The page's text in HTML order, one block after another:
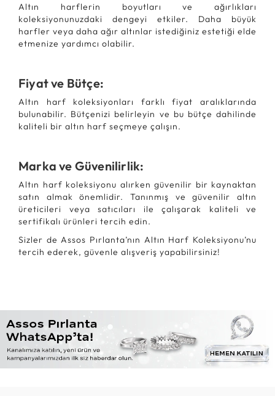
Altın harflerin boyutları ve ağırlıkları
koleksiyonunuzdaki dengeyi etkiler. Daha büyük
harfler veya daha ağır altınlar istediğiniz estetiği elde
etmenize yardımcı olabilir.
Fiyat ve Bütçe:
Altın harf koleksiyonları farklı fiyat aralıklarında
bulunabilir. Bütçenizi belirleyin ve bu bütçe dahilinde
kaliteli bir altın harf seçmeye çalışın.
Marka ve Güvenilirlik:
Altın harf koleksiyonu alırken güvenilir bir kaynaktan
satın almak önemlidir. Tanınmış ve güvenilir altın
üreticileri veya satıcıları ile çalışarak kaliteli ve
sertifikalı ürünleri tercih edin.
Sizler de Assos Pırlanta’nın Altın Harf Koleksiyonu’nu
tercih ederek, güvenle alışveriş yapabilirsiniz!